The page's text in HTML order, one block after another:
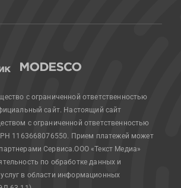
с ограниченной ответственностью
сайт. Настоящий сайт
с ограниченной ответственностью
1163668076550. Прием платежей может
Сервиса.ООО «Текст Медиа»
по обработке данных и
в области информационных